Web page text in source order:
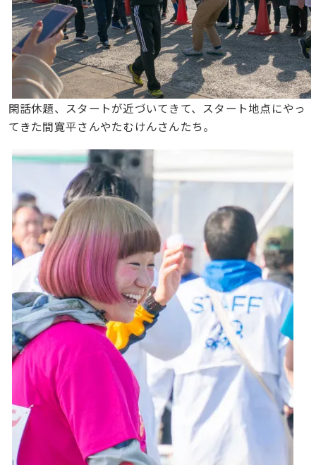
閑話休題、スタートが近づいてきて、スタート地点にやっ
てきた間寛平さんやたむけんさんたち。